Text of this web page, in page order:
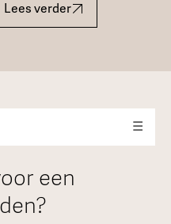
Lees verder
☰
een